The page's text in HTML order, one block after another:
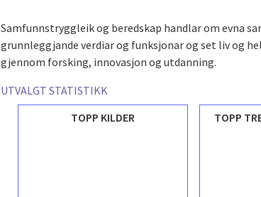
Samfunnstryggleik og beredskap handlar om evna
grunnleggjande verdiar og funksjonar og set liv og
gjennom forsking, innovasjon og utdanning.
UTVALGT STATISTIKK
TOPP KILDER
TOPP